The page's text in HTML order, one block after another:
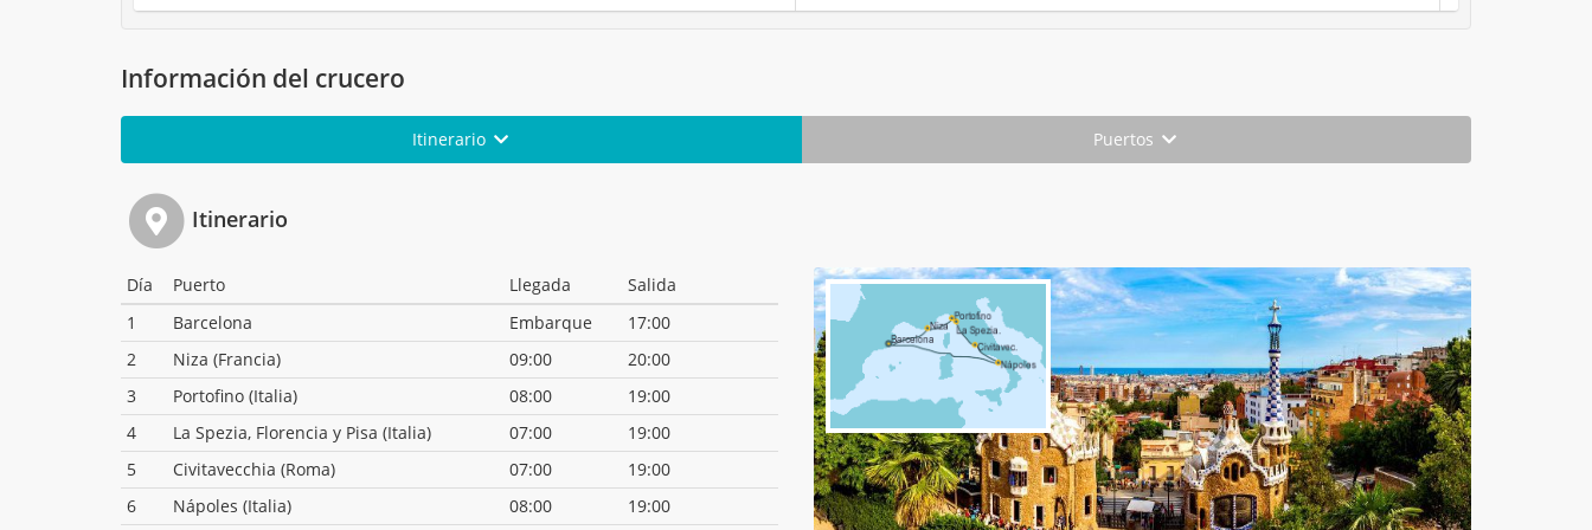
Información del crucero
Itinerario Puertos
Itinerario
Día Puerto Llegada
Salida
1
Barcelona Embarque
17:00
2
Niza (Francia) 09:00
20:00
3
Portofino (Italia) 08:00
19:00
4
La Spezia, Florencia y Pisa (Italia) 07:00
19:00
5
Civitavecchia (Roma) 07:00
19:00
6
Nápoles (Italia) 08:00
19:00